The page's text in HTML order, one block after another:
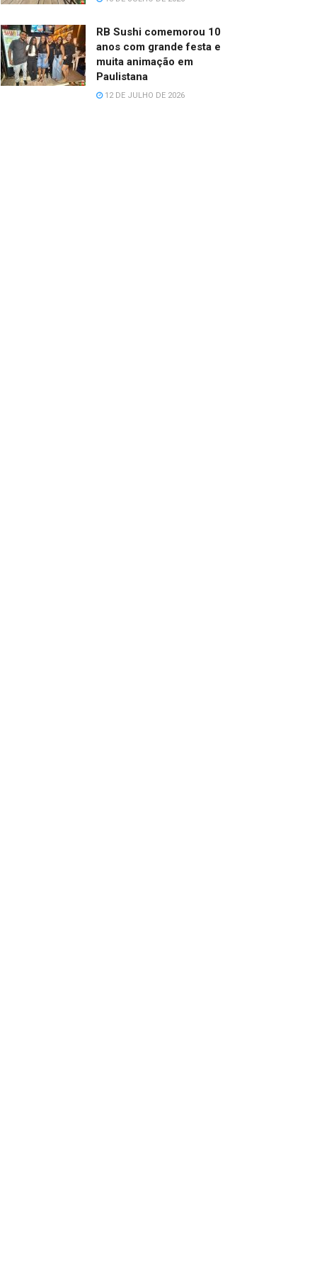
RB Sushi comemorou 10
anos com grande festa e
muita animação em
Paulistana
12 DE JULHO DE 2026